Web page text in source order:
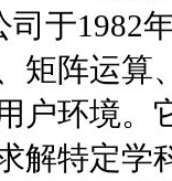
司于1982
矩阵运算
户环境。
求解特